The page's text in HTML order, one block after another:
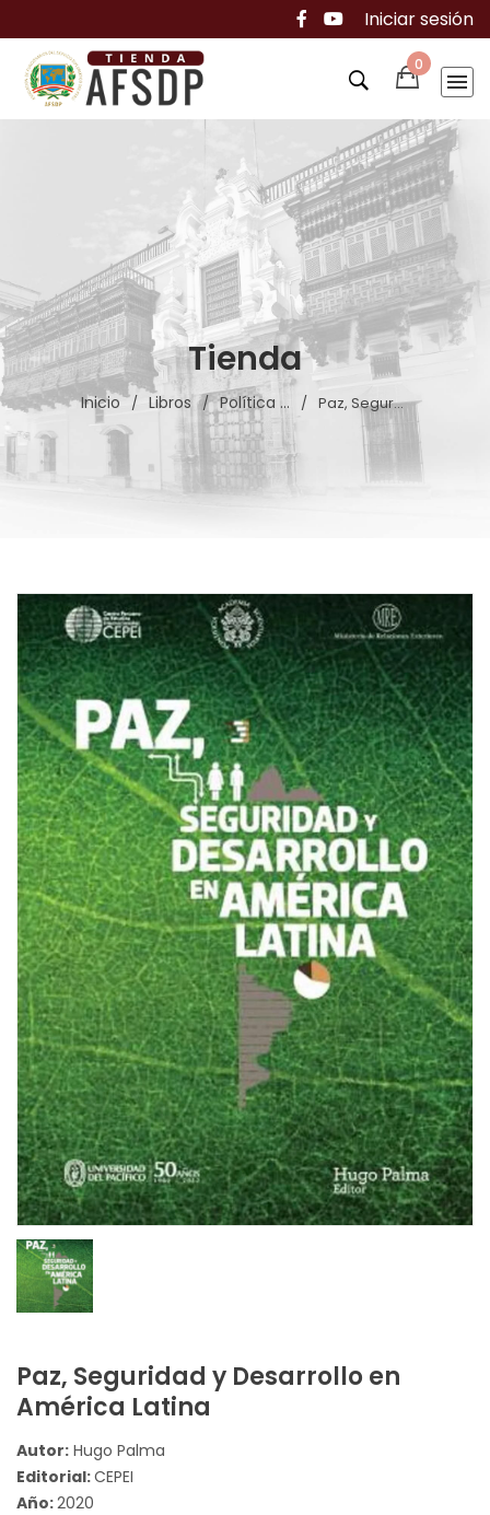
Iniciar sesión
0
Tienda
Inicio / Libros / Política ... / Paz, Segur...
Paz, Seguridad y Desarrollo en
América Latina
Autor: Hugo Palma
Editorial:CEPEI
Año:2020